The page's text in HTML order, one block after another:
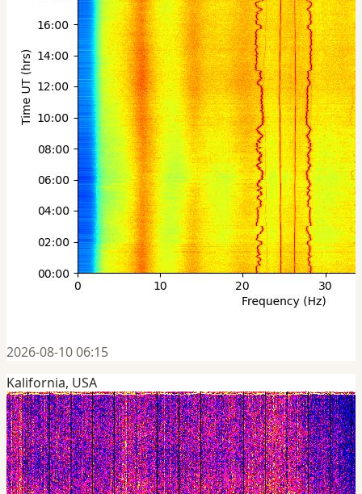
2026-08-10 06:15
Kalifornia, USA